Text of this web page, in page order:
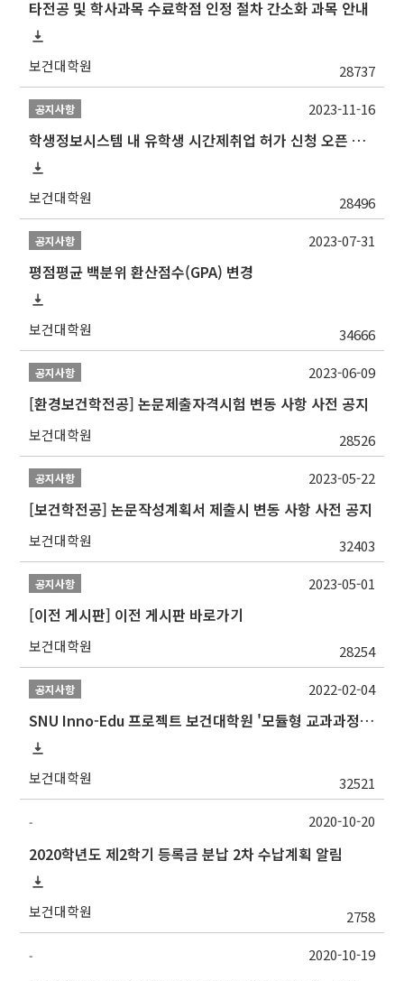
타전공 및 학사과목 수료학점 인정 절차 간소화 과목 안내
보건대학원 28737
공지사항
학생정보시스템 내 유학생 시간제취업 허가 신청 오픈 안내
보건대학원 28496
2023-11-16
공지사항
평점평균 백분위 환산점수(GPA) 변경
보건대학원 34666
2023-07-31
공지사항
[환경보건학전공] 논문제출자격시험 변동 사항 사전 공지
보건대학원 28526
2023-06-09
공지사항
[보건학전공] 논문작성계획서 제출시 변동 사항 사전 공지
보건대학원 32403
2023-05-22
공지사항
[이전 게시판] 이전 게시판 바로가기
보건대학원 28254
2023-05-01
공지사항
SNU Inno-Edu 프로젝트 보건대학원 '모듈형 교과과정' 안내(revised 2022/2/28)
보건대학원 32521
2022-02-04
-
2020학년도 제2학기 등록금 분납 2차 수납계획 알림
보건대학원 2758
2020-10-20
- 2020-10-19